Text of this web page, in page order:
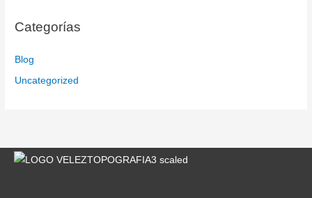
Categorías
Blog
Uncategorized